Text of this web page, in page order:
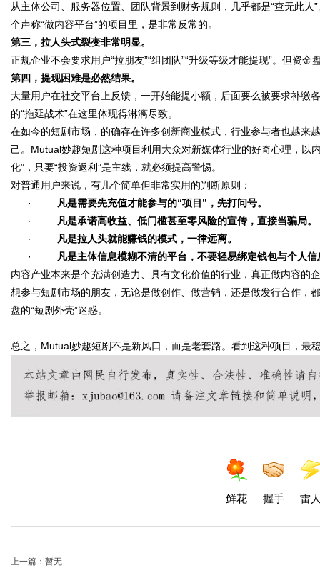
从主体公司、服务器位置、团队背景到财务规则，几乎都是“查无此
个声称“做内容平台”的项目里，是非常反常的。
第三，拉人头式裂变非常明显。
正规企业不会要求用户“拉朋友”“组团队”“升级等级才能提现”。但资
第四，提现困难是必然结果。
大量用户在社交平台上反馈，一开始能提小额，后面要么被要求补缴
的“拖延战术”在这里体现得淋漓尽致。
在如今的短剧市场，的确存在许多创新商业模式，行业参与者也越来
己。Mutual妙趣短剧这种项目利用大众对新媒体行业的好奇心理，以
化”，只要“投资返利”是主线，就必须提高警惕。
对普通用户来说，有几个简单但非常实用的判断原则：
·
凡是需要先充值才能参与的“项目” ，先打问号。
·
凡是承诺高收益、低门槛甚至零风险的宣传，直接当骗局。
·
凡是拉人头就能赚钱的模式，一律远离。
·
凡是主体信息模糊不清的平台，不要轻易绑定钱包与个人信
内容产业本来是个充满创造力、具有文化价值的行业，真正做内容的
想参与短剧市场的朋友，无论是做创作、做营销，还是做发行合作，
盘的“短剧外壳”迷惑。
总之，Mutual妙趣短剧不是新风口，而是老套路。看到这种项目，最
鲜花 握手 雷
上一篇：暂无